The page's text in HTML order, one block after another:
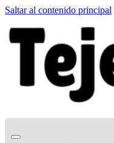
Saltar al contenido principal